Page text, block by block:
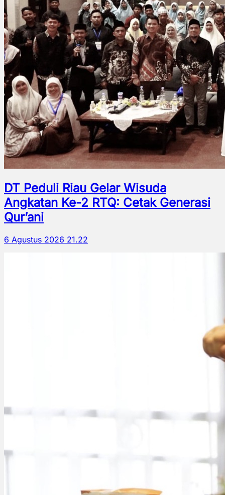
DT Peduli Riau Gelar Wisuda
Angkatan Ke-2 RTQ: Cetak Generasi
Qur’ani
6 Agustus 2026 21.22